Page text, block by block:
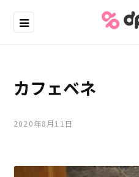
カフェベネ
2020年8月11日